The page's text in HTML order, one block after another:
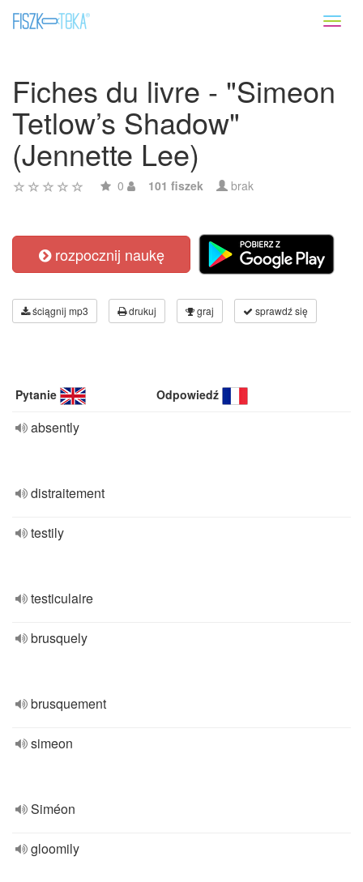
Fiches du livre - "Simeon
Tetlow’s Shadow"
(Jennette Lee)
0 101 fiszek brak
rozpocznij naukę
ściągnij mp3 drukuj graj sprawdź się
Pytanie Odpowiedź
absently
distraitement
testily
testiculaire
brusquely
brusquement
simeon
Siméon
gloomily